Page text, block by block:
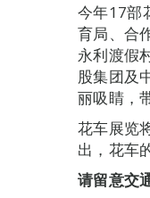
今年17部
育局、合
永利渡假
股集团及
丽吸睛，
花车展览
出，花车
请留意交